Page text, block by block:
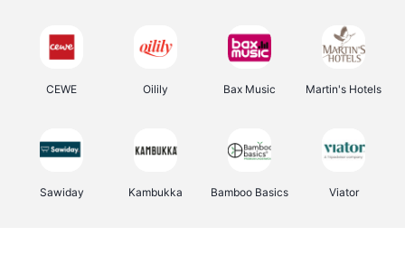
CEWE Oilily Bax Music Martin's Hotels
Sawiday Kambukka Bamboo Basics Viator